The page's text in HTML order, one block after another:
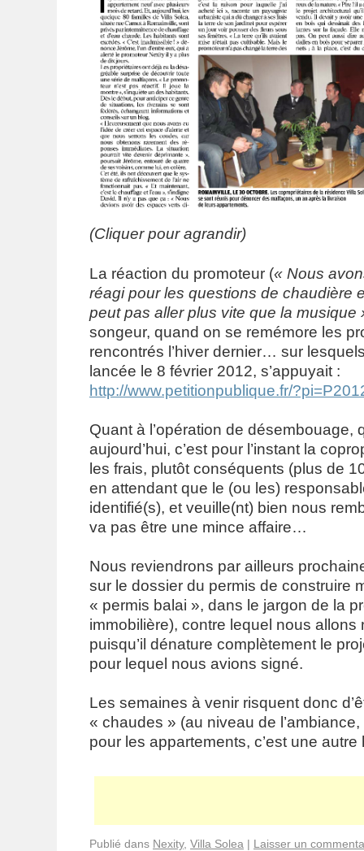
(Cliquer pour agrandir)
La réaction du promoteur (« Nous
réagi pour les questions de chaudière
peut pas aller plus vite que la musique
songeur, quand on se remémore les
rencontrés l’hiver dernier… sur
lancée le 8 février 2012, s’appuyait :
http://www.petitionpublique.fr/
Quant à l’opération de désembouage,
aujourd’hui, c’est pour l’instant la
les frais, plutôt conséquents (plus de
en attendant que le (ou les)
identifié(s), et veuille(nt) bien nous
va pas être une mince affaire…
Nous reviendrons par ailleurs
sur le dossier du permis de construire
« permis balai », dans le jargon de la
immobilière), contre lequel nous allons
puisqu’il dénature complètement le
pour lequel nous avions signé.
Les semaines à venir risquent donc
« chaudes » (au niveau de
pour les appartements, c’est une autre
Publié dans Nexity, Villa Solea | Laisser un